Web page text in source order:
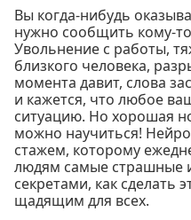
Вы когда-нибудь
нужно сообщить кому-
Увольнение с работы,
близкого человека,
момента давит, слова
и кажется, что любое
ситуацию. Но хорошая
можно научиться!
стажем, которому
людям самые страшные
секретами, как сделать
щадящим для всех.